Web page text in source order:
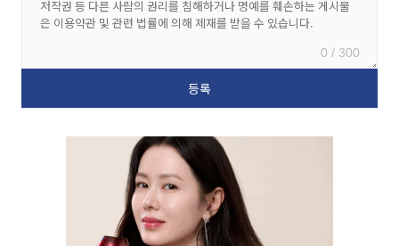
0 / 300